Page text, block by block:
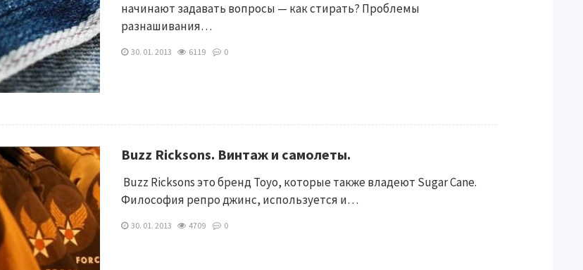
начинают задавать вопросы — как стирать? Проблемы
разнашивания…
30. 01. 2013 6119 0
Buzz Ricksons. Винтаж и самолеты.
Buzz Ricksons это бренд Toyo, которые также владеют Sugar Cane.
Философия репро джинс, используется и…
30. 01. 2013 4709 0